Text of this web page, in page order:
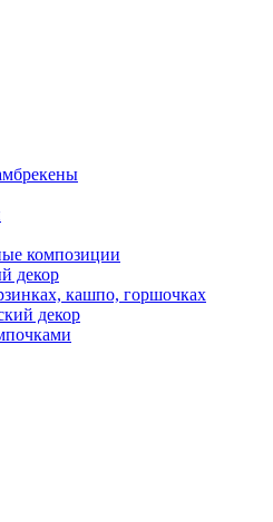
композиции
декор
кашпо, горшочках
декор